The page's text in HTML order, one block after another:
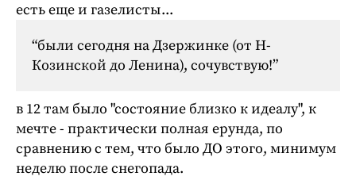
есть еще и газелисты...
“были сегодня на Дзержинке (от Н-
Козинской до Ленина), сочувствую!”
в 12 там было "состояние близко к идеалу", к
мечте - практически полная ерунда, по
сравнению с тем, что было ДО этого, минимум
неделю после снегопада.